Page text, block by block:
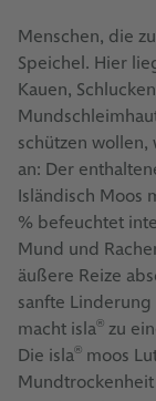
Menschen, die
Speichel. Hier
Kauen,
schützen wollen,
an: Der
Isländisch Moos
% befeuchtet
Mund und
äußere Reize
sanfte
macht isla® zu
Die isla® moos